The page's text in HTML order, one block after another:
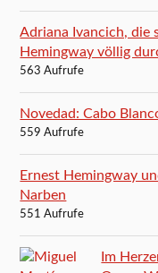
Adriana Ivancich, die
Hemingway völlig
563 Aufrufe
Novedad: Cabo
559 Aufrufe
Ernest Hemingway
Narben
551 Aufrufe
Im